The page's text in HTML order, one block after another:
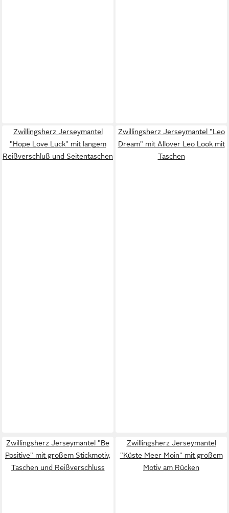
Zwillingsherz Jerseymantel
"Hope Love Luck" mit langem
Reißverschluß und Seitentaschen
Zwillingsherz Jerseymantel "Leo
Dream" mit Allover Leo Look mit
Taschen
Zwillingsherz Jerseymantel "Be
Positive" mit großem Stickmotiv,
Taschen und Reißverschluss
Zwillingsherz Jerseymantel
"Küste Meer Moin" mit großem
Motiv am Rücken